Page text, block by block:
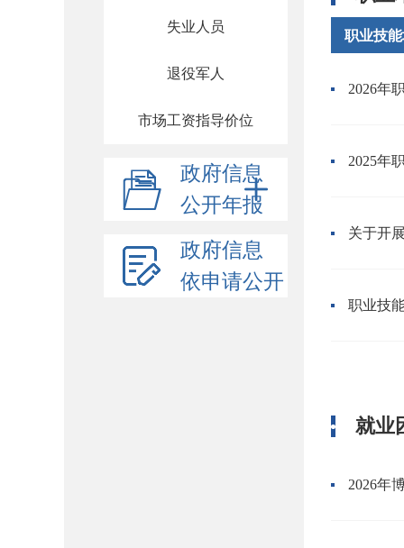
失业人员
退役军人
市场工资指导价位
政府信息
公开年报
政府信息
依申请公开
职业技
2026年
2025年
关于开
职业技
就业
2026年